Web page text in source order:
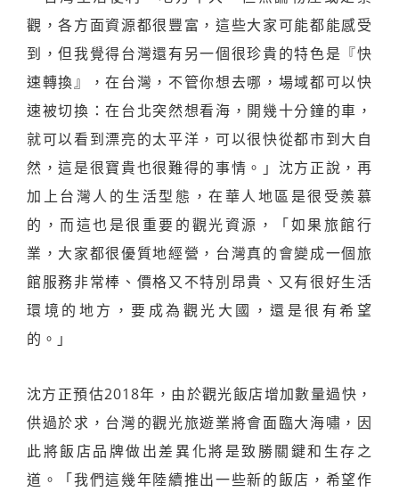
觀，各方面資源都很豐富，這些大家可能都能感受
到，但我覺得台灣還有另一個很珍貴的特色是『快
速轉換』，在台灣，不管你想去哪，場域都可以快
速被切換：在台北突然想看海，開幾十分鐘的車，
就可以看到漂亮的太平洋，可以很快從都市到大自
然，這是很寶貴也很難得的事情。」沈方正說，再
加上台灣人的生活型態，在華人地區是很受羨慕
的，而這也是很重要的觀光資源，「如果旅館行
業，大家都很優質地經營，台灣真的會變成一個旅
館服務非常棒、價格又不特別昂貴、又有很好生活
環境的地方，要成為觀光大國，還是很有希望
的。」
沈方正預估2018年，由於觀光飯店增加數量過快，
供過於求，台灣的觀光旅遊業將會面臨大海嘯，因
此將飯店品牌做出差異化將是致勝關鍵和生存之
道。「我們這幾年陸續推出一些新的飯店，希望作